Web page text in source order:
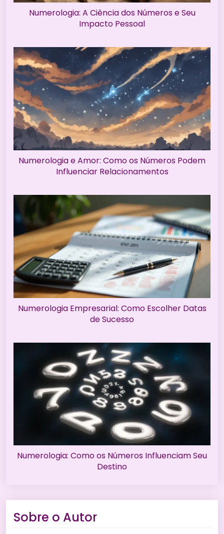
Numerologia: A Ciência dos Números e Seu
Impacto Pessoal
Numerologia e Amor: Como os Números Podem
Influenciar Relacionamentos
Numerologia Empresarial: Como Escolher Datas
de Sucesso
Numerologia: Como os Números Influenciam Seu
Destino
Sobre o Autor